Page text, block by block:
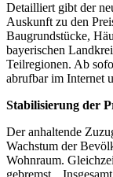
Detailliert gibt der
Auskunft zu den
Baugrundstücke,
bayerischen
Teilregionen. Ab
abrufbar im Internet
Stabilisierung der
Der anhaltende
Wachstum der
Wohnraum.